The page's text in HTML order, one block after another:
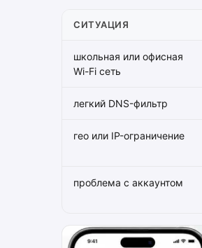
СИТУАЦИЯ
школьная или офисная
Wi-Fi сеть
легкий DNS-фильтр
гео или IP-ограничение
проблема с аккаунтом